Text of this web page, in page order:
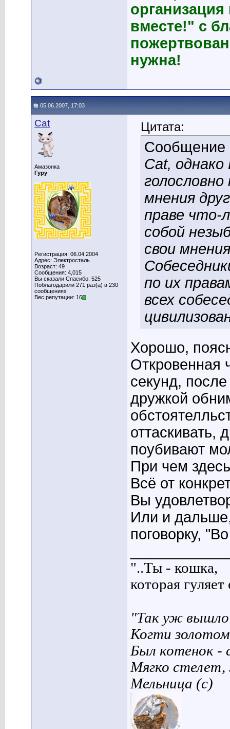
вместе!" с
нужна!
05.06.2007, 17:03
Cat
Амазонка
Гуру
Регистрация: 06.04.2004
Адрес: Электросталь
Возраст: 49
Сообщения: 4,015
Вы сказали Спасибо: 525
Поблагодарили 271 раз(а) в 230
сообщениях
Вес репутации: 16
Цитата:
Сообщение
Cat,
мнения
праве что-
собой
свои
по их
всех
Хорошо,
Откровенная
секунд,
дружкой
оттаскивать,
поубивают
При чем
Всё от
Вы
Или и
поговорку,
"..Ты - кошка,
которая
"Так уж вышло
Когти
Был котенок -
Мягко
Мельница (с)